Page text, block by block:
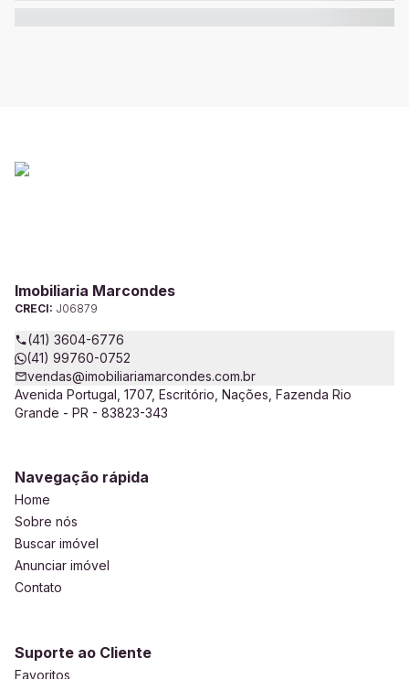
Imobiliaria Marcondes
CRECI: J06879
(41) 3604-6776
(41) 99760-0752
vendas@imobiliariamarcondes.com.br
Avenida Portugal, 1707, Escritório, Nações, Fazenda Rio
Grande - PR - 83823-343
Navegação rápida
Home
Sobre nós
Buscar imóvel
Anunciar imóvel
Contato
Suporte ao Cliente
Favoritos